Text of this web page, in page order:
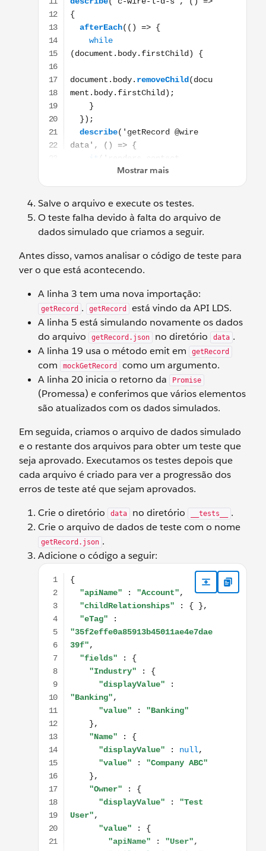
Salve o arquivo e execute os testes.
O teste falha devido à falta do arquivo de
dados simulado que criamos a seguir.
Antes disso, vamos analisar o código de teste para
ver o que está acontecendo.
A linha 3 tem uma nova importação:
getRecord . getRecord
está vindo da API LDS.
A linha 5 está simulando novamente os dados
do arquivo
getRecord.json no diretório data .
A linha 19 usa o método emit em
getRecord
com mockGetRecord
como um argumento.
A linha 20 inicia o retorno da
Promise
(Promessa) e conferimos que vários elementos
são atualizados com os dados simulados.
Em seguida, criamos o arquivo de dados simulado
e o restante dos arquivos para obter um teste que
seja aprovado. Executamos os testes depois que
cada arquivo é criado para ver a progressão dos
erros de teste até que sejam aprovados.
Crie o diretório
data no diretório __tests__
.
Crie o arquivo de dados de teste com o nome
getRecord.json .
Adicione o código a seguir:
{ "apiName" : "Account", "childRelationships" : {